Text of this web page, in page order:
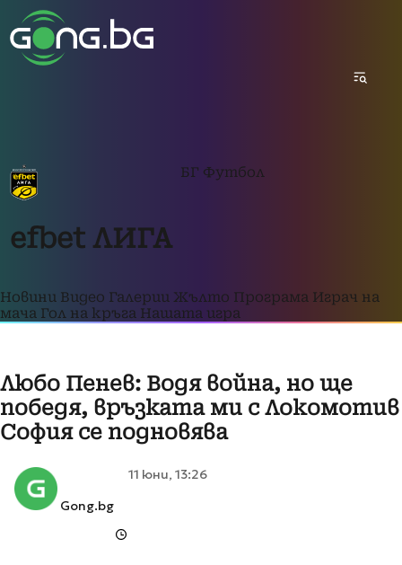
БГ Футбол
efbet ЛИГА
Новини Видео Галерии Жълто Програма Играч на
мача Гол на кръга Нашата игра
Любо Пенев: Водя война, но ще
победя, връзката ми с Локомотив
София се подновява
Gong.bg
11 юни, 13:26